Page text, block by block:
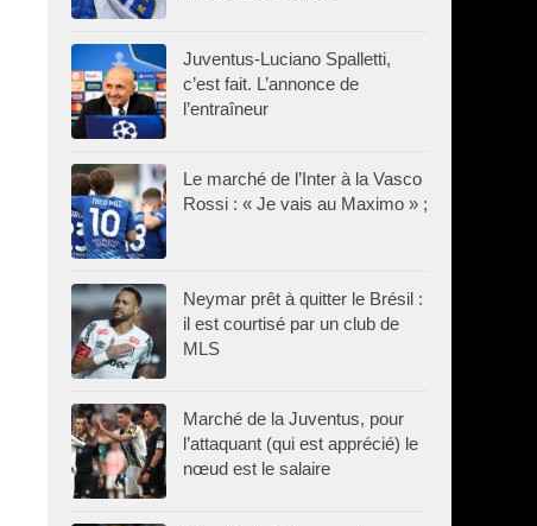
Juventus-Luciano Spalletti,
c’est fait. L’annonce de
l’entraîneur
Le marché de l’Inter à la Vasco
Rossi : « Je vais au Maximo » ;
Neymar prêt à quitter le Brésil :
il est courtisé par un club de
MLS
Marché de la Juventus, pour
l’attaquant (qui est apprécié) le
nœud est le salaire